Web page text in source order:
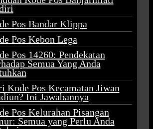
Pos Bandar Klippa
Pos Kebon Lega
Pos 14260: Pendekatan
Semua Yang Anda
Kode Pos Kecamatan Jiwan
Ini Jawabannya
Pos Kelurahan Pisangan
Semua yang Perlu Anda